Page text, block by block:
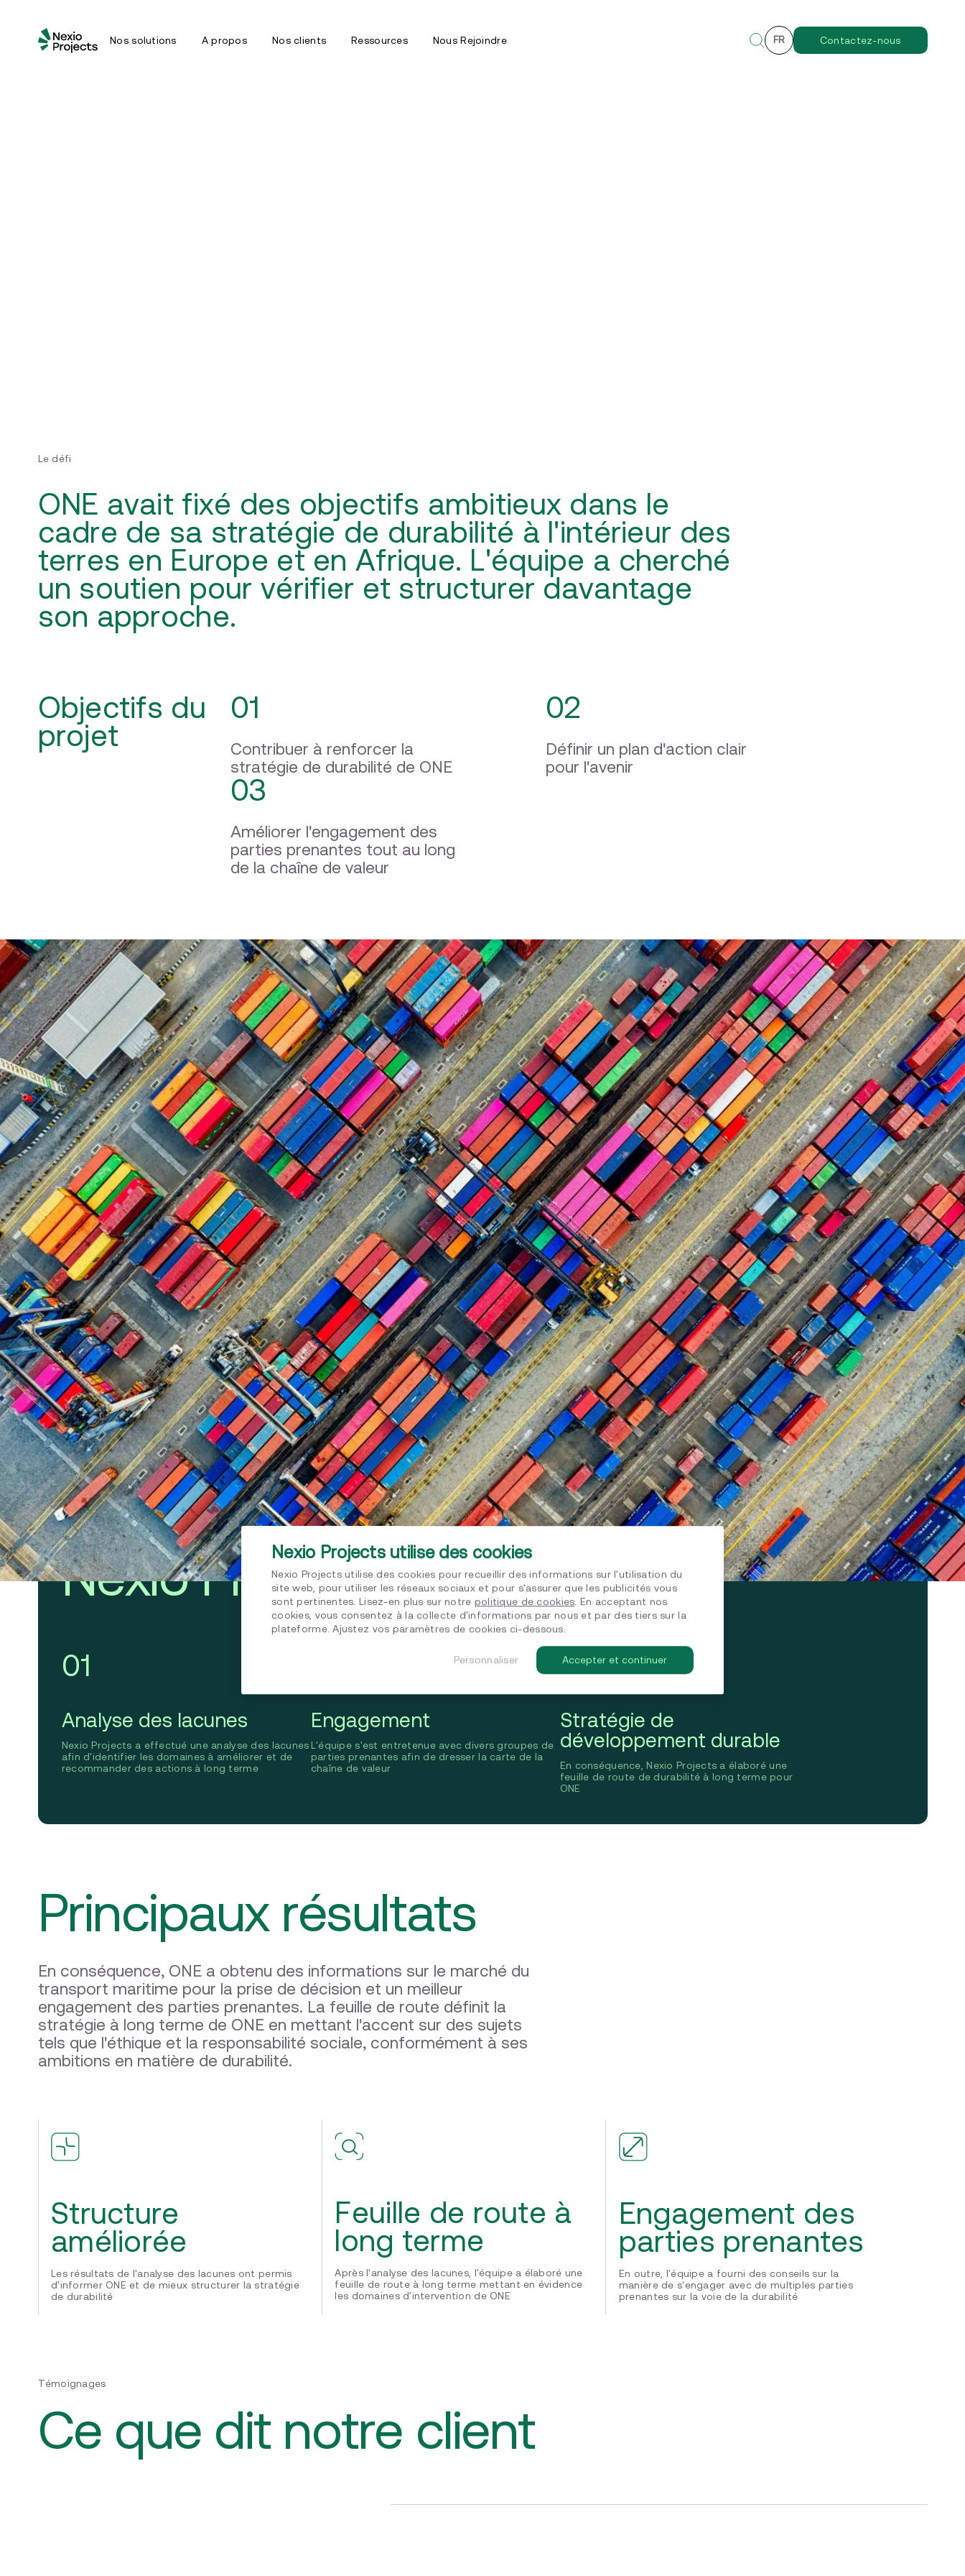
Nos solutions A propos Nos clients Ressources Nous Rejoindre FR Contactez-nous
Le défi
ONE avait fixé des objectifs ambitieux dans le
cadre de sa stratégie de durabilité à l'intérieur des
terres en Europe et en Afrique. L'équipe a cherché
un soutien pour vérifier et structurer davantage
son approche.
Objectifs du
projet
01
Contribuer à renforcer la
stratégie de durabilité de ONE
02
Définir un plan d'action clair
pour l'avenir
03
Améliorer l'engagement des
parties prenantes tout au long
de la chaîne de valeur
Informations sur l'entreprise
Réseau océanique
express
ONE est une société mondiale de transport maritime par conteneurs qui offre un vaste
réseau de lignes régulières couvrant plus de 100 pays.
La société a déjà fixé des objectifs ambitieux dans le cadre de sa stratégie de durabilité
pour le transport maritime de conteneurs. Aujourd’hui, elle souhaite structurer
correctement sa stratégie pour le transport terrestre dans l’UE et en Afrique.
Le siège régional a demandé une vérification externe de son système de gestion du
développement durable afin d’accélérer sa démarche écologique.
Industrie
Transport et logistique
Pays
Plus de 120
Bureaux
5 sièges régionaux
La solution de
Nexio Projects
01
Analyse des lacunes
Nexio Projects a effectué une analyse des lacunes
afin d'identifier les domaines à améliorer et de
recommander des actions à long terme
Engagement
L'équipe s'est entretenue avec divers groupes de
parties prenantes afin de dresser la carte de la
chaîne de valeur
03
Stratégie de
développement durable
En conséquence, Nexio Projects a élaboré une
feuille de route de durabilité à long terme pour
ONE
Principaux résultats
En conséquence, ONE a obtenu des informations sur le marché du
transport maritime pour la prise de décision et un meilleur
engagement des parties prenantes. La feuille de route définit la
stratégie à long terme de ONE en mettant l'accent sur des sujets
tels que l'éthique et la responsabilité sociale, conformément à ses
ambitions en matière de durabilité.
Structure
améliorée
Les résultats de l'analyse des lacunes ont permis
d'informer ONE et de mieux structurer la stratégie
de durabilité
Feuille de route à
long terme
Après l'analyse des lacunes, l'équipe a élaboré une
feuille de route à long terme mettant en évidence
les domaines d'intervention de ONE
Engagement des
parties prenantes
En outre, l'équipe a fourni des conseils sur la
manière de s'engager avec de multiples parties
prenantes sur la voie de la durabilité
Témoignages
Ce que dit notre client
Nexio Projects utilise des cookies
Nexio Projects utilise des cookies pour recueillir des informations sur l'utilisation du
site web, pour utiliser les réseaux sociaux et pour s'assurer que les publicités vous
sont pertinentes. Lisez-en plus sur notre politique de cookies. En acceptant nos
cookies, vous consentez à la collecte d'informations par nous et par des tiers sur la
plateforme. Ajustez vos paramètres de cookies ci-dessous.
Personnaliser Accepter et continuer